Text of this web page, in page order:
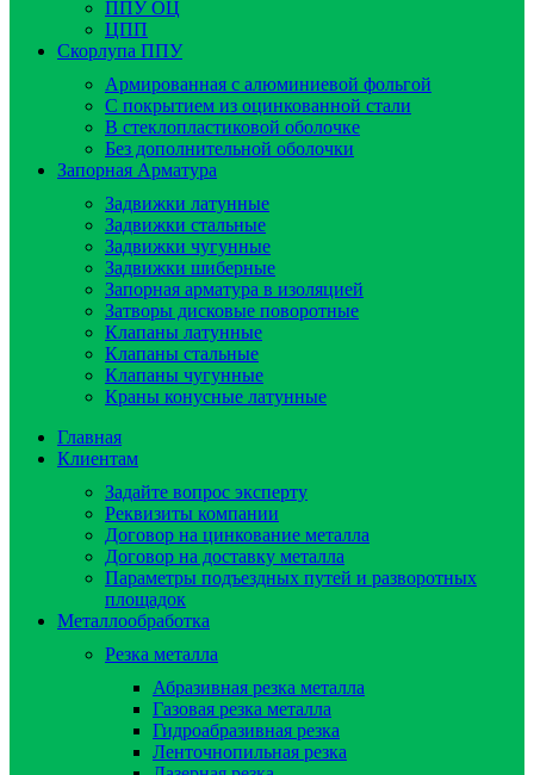
ППУ ОЦ
ЦПП
Скорлупа ППУ
Армированная с алюминиевой фольгой
C покрытием из оцинкованной стали
В стеклопластиковой оболочке
Без дополнительной оболочки
Запорная Арматура
Задвижки латунные
Задвижки стальные
Задвижки чугунные
Задвижки шиберные
Запорная арматура в изоляцией
Затворы дисковые поворотные
Клапаны латунные
Клапаны стальные
Клапаны чугунные
Краны конусные латунные
Главная
Клиентам
Задайте вопрос эксперту
Реквизиты компании
Договор на цинкование металла
Договор на доставку металла
Параметры подъездных путей и разворотных
площадок
Металлообработка
Резка металла
Абразивная резка металла
Газовая резка металла
Гидроaбразивная резка
Ленточнопильная резка